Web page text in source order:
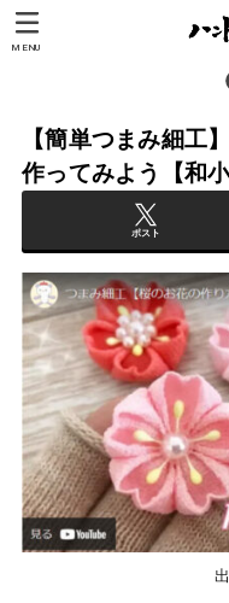
MENU
【簡単つまみ細工
作ってみよう【和小
ポスト